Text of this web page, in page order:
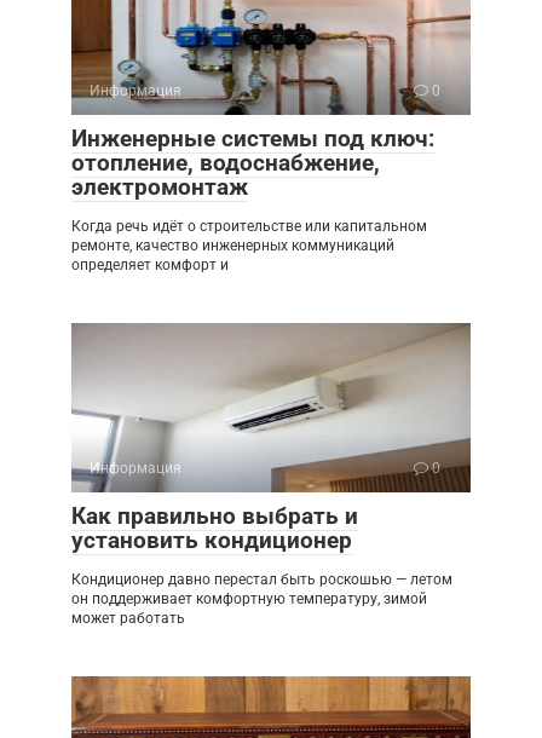
Информация 0
Инженерные системы под ключ:
отопление, водоснабжение,
электромонтаж
Когда речь идёт о строительстве или капитальном
ремонте, качество инженерных коммуникаций
определяет комфорт и
Информация 0
Как правильно выбрать и
установить кондиционер
Кондиционер давно перестал быть роскошью — летом
он поддерживает комфортную температуру, зимой
может работать